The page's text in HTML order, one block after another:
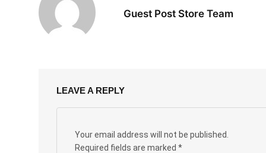
Guest Post Store Team
LEAVE A REPLY
Your email address will not be published.
Required fields are marked *